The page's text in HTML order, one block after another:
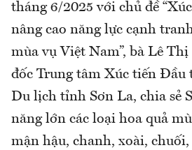
tháng 6/2025 với chủ đề
nâng cao năng lực cạnh
mùa vụ Việt Nam”, bà Lê
đốc Trung tâm Xúc tiến Đầu
Du lịch tỉnh Sơn La, chia sẻ
năng lớn các loại hoa quả
mận hậu, chanh, xoài,